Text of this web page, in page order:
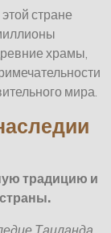
стране
храмы,
мира.
традицию и